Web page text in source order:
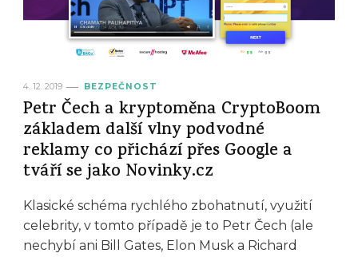
4. 12. 2019 BEZPEČNOST
Petr Čech a kryptoměna CryptoBoom
základem další vlny podvodné
reklamy co přichází přes Google a
tváří se jako Novinky.cz
Klasické schéma rychlého zbohatnutí, využití
celebrity, v tomto případě je to Petr Čech (ale
nechybí ani Bill Gates, Elon Musk a Richard